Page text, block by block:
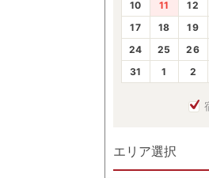
10 11 12
17
18 19
24
25 26
31
1 2
エリア選択